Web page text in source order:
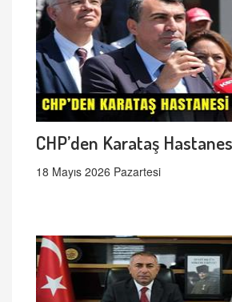
CHP’den Karataş
18 Mayıs 2026 Pazartesi